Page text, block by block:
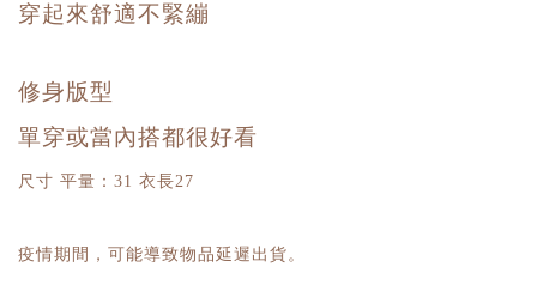
穿起來舒適不緊繃
修身版型
單穿或當內搭都很好看
尺寸 平量：31 衣長27
疫情期間，可能導致物品延遲出貨。